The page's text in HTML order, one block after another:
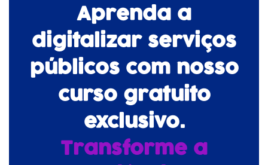
Aprenda a
digitalizar serviços
públicos com nosso
curso gratuito
exclusivo.
Transforme a